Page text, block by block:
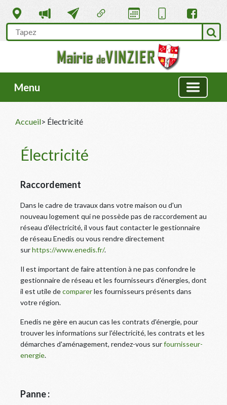
Menu
Accueil> Électricité
Électricité
Raccordement
Dans le cadre de travaux dans votre maison ou d'un
nouveau logement qui ne possède pas de raccordement au
réseau d'électricité, il vous faut contacter le gestionnaire
de réseau Enedis ou vous rendre directement
surhttps://www.enedis.fr/.
Il est important de faire attention à ne pas confondre le
gestionnaire de réseau et les fournisseurs d'énergies, dont
il est utile decomparerles fournisseurs présents dans
votre région.
Enedis ne gère en aucun cas les contrats d'énergie, pour
trouver les informations sur l'électricité, les contrats et les
démarches d'aménagement, rendez-vous surfournisseur-
energie.
Panne :